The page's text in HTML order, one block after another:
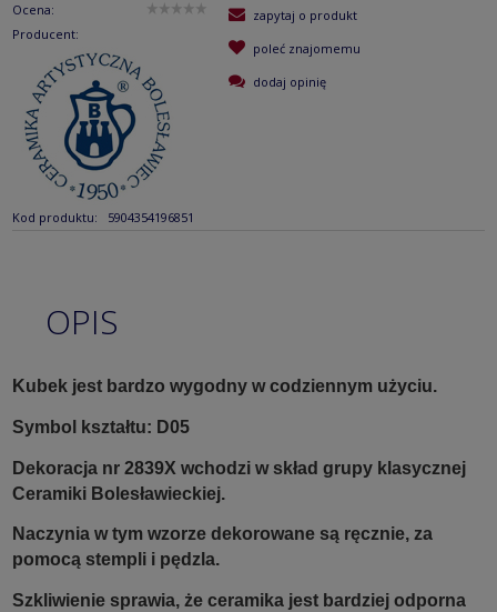
Ocena:
Producent:
Kod produktu: 5904354196851
zapytaj o produkt
poleć znajomemu
dodaj opinię
OPIS
Kubek jest bardzo wygodny w codziennym użyciu.
Symbol kształtu: D05
Dekoracja nr 2839X wchodzi w skład grupy klasycznej
Ceramiki Bolesławieckiej.
Naczynia w tym wzorze dekorowane są ręcznie, za
pomocą stempli i pędzla.
Szkliwienie sprawia, że ceramika jest bardziej odporna